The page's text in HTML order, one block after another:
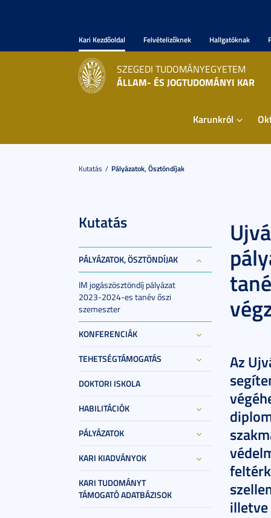
Kari Kezdőoldal Felvételizőknek Hallgatóknak
SZEGEDI TUDOMÁNYEGYETEM
ÁLLAM- ÉS JOGTUDOMÁNYI KAR
Karunkról
Kutatás Pályázatok, Ösztöndíjak
Kutatás
PÁLYÁZATOK, ÖSZTÖNDÍJAK
IM jogászösztöndíj pályázat
2023-2024-es tanév őszi
szemeszter
KONFERENCIÁK
TEHETSÉGTÁMOGATÁS
DOKTORI ISKOLA
HABILITÁCIÓK
PÁLYÁZATOK
KARI KIADVÁNYOK
KARI TUDOMÁNYT
TÁMOGATÓ ADATBÁZISOK
Az